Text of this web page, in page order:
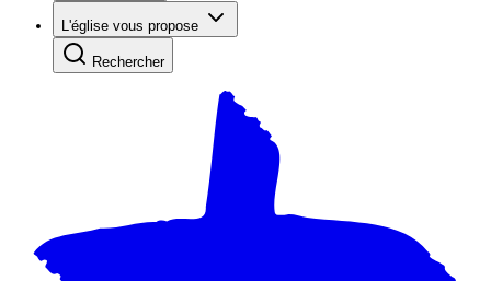
L'église vous propose
Rechercher